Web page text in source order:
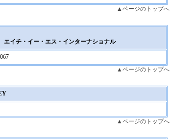
▲ページのトップへ
エイチ・イー・エス・インターナショナル
▲ページのトップへ
▲ページのトップへ